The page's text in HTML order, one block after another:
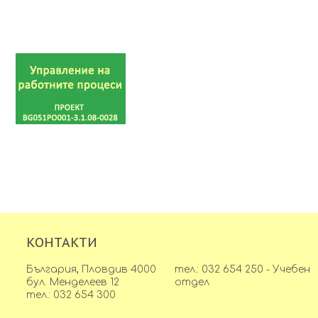
КОНТАКТИ
България, Пловдив 4000
бул. Менделеев 12
тел.: 032 654 300
тел.: 032 654 250 - Учебен
отдел